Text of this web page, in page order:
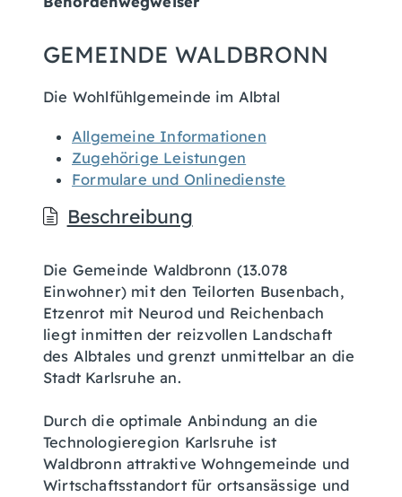
GEMEINDE WALDBRONN
Die Wohlfühlgemeinde im Albtal
Allgemeine Informationen
Zugehörige Leistungen
Formulare und Onlinedienste
Beschreibung
Die Gemeinde Waldbronn (13.078
Einwohner) mit den Teilorten Busenbach,
Etzenrot mit Neurod und Reichenbach
liegt inmitten der reizvollen Landschaft
des Albtales und grenzt unmittelbar an die
Stadt Karlsruhe an.
Durch die optimale Anbindung an die
Technologieregion Karlsruhe ist
Waldbronn attraktive Wohngemeinde und
Wirtschaftsstandort für ortsansässige und